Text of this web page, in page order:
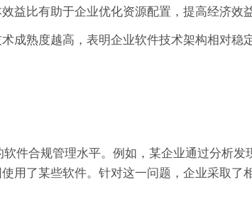
益比有助于企业优化资源配置，提高经济效益
成熟度越高，表明企业软件技术架构相对稳
件合规管理水平。例如，某企业通过分析发
用了某些软件。针对这一问题，企业采取了